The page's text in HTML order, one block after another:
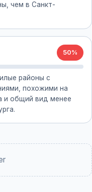
чем в Санкт-
50%
районы с
похожими на
и общий вид менее